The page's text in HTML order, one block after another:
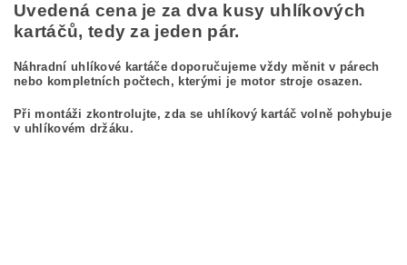
Uvedená cena je za dva kusy uhlíkových
kartáčů, tedy za jeden pár.
Náhradní uhlíkové kartáče doporučujeme vždy měnit v párech
nebo kompletních počtech, kterými je motor stroje osazen.
Při montáži zkontrolujte, zda se uhlíkový kartáč volně pohybuje
v uhlíkovém držáku.